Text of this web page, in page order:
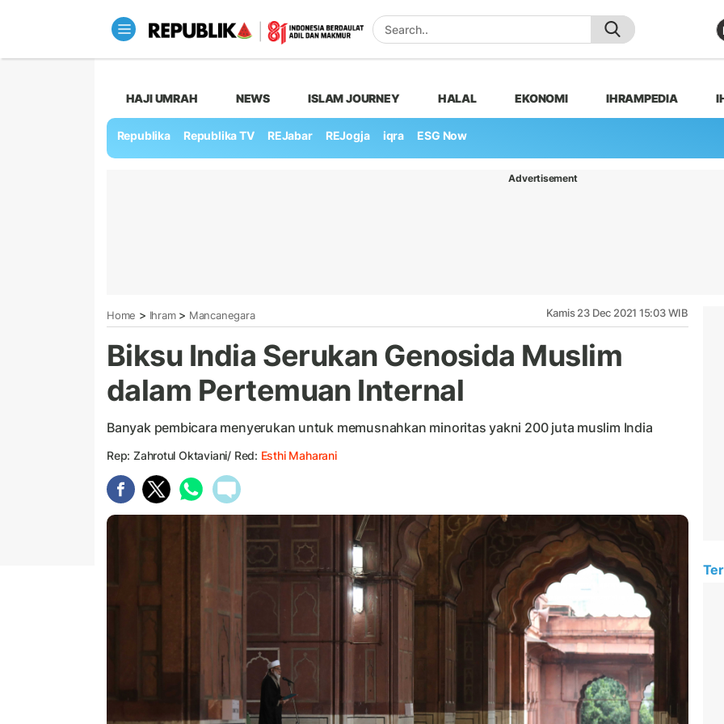
HAJI UMRAH NEWS ISLAM JOURNEY HALAL EKONOMI IHRAMPEDIA
Republika Republika TV REJabar REJogja iqra ESG Now
Advertisement
Home > Ihram> Mancanegara Kamis 23 Dec 2021 15:03 WIB
Biksu India Serukan Genosida Muslim
dalam Pertemuan Internal
Banyak pembicara menyerukan untuk memusnahkan minoritas yakni 200 juta muslim India
Rep: Zahrotul Oktaviani/ Red: Esthi Maharani